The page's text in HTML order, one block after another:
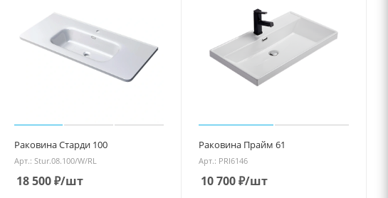
Раковина Старди 100
Арт.: Stur.08.100/W/RL
18 500₽/шт
Раковина Прайм 61
Арт.: PRI6146
10 700₽/шт